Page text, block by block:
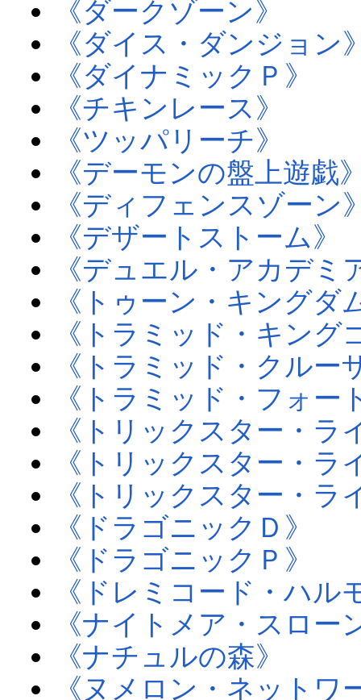
《ダークゾーン》
《ダイス・ダンジョン
《ダイナミックＰ》
《チキンレース》
《ツッパリーチ》
《デーモンの盤上遊戯
《ディフェンスゾーン
《デザートストーム》
《デュエル・アカデミ
《トゥーン・キングダ
《トラミッド・キング
《トラミッド・クルー
《トラミッド・フォー
《トリックスター・ラ
《トリックスター・ラ
《トリックスター・ラ
《ドラゴニックＤ》
《ドラゴニックＰ》
《ドレミコード・ハル
《ナイトメア・スロー
《ナチュルの森》
《ヌメロン・ネットワ